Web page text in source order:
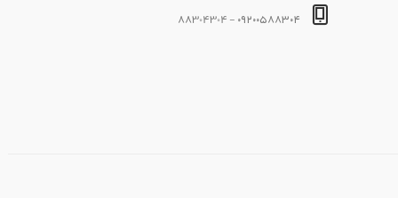
۰۹۲۰۰۵۸۸۳۰۴ - 88304304